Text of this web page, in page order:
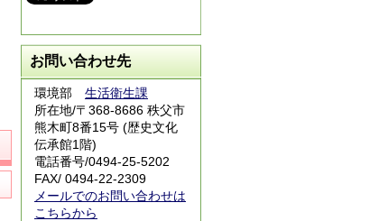
お問い合わせ先
環境部 生活衛生課
所在地/〒368-8686 秩父市
熊木町8番15号 (歴史文化
伝承館1階)
電話番号/0494-25-5202
FAX/ 0494-22-2309
メールでのお問い合わせは
こちらから